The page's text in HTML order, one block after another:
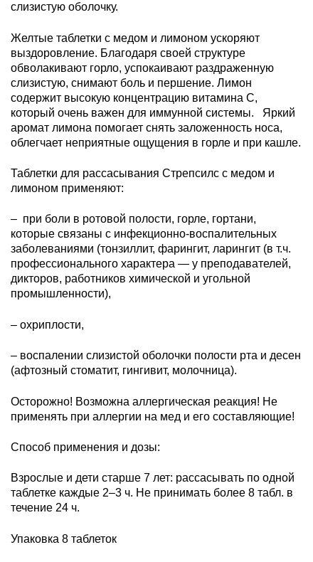
слизистую оболочку.
Желтые таблетки с медом и лимоном ускоряют
выздоровление. Благодаря своей структуре
обволакивают горло, успокаивают раздраженную
слизистую, снимают боль и першение. Лимон
содержит высокую концентрацию витамина С,
который очень важен для иммунной системы. Яркий
аромат лимона помогает снять заложенность носа,
облегчает неприятные ощущения в горле и при кашле.
Таблетки для рассасывания Стрепсилс с медом и
лимоном применяют:
– при боли в ротовой полости, горле, гортани,
которые связаны с инфекционно-воспалительных
заболеваниями (тонзиллит, фарингит, ларингит (в т.ч.
профессионального характера — у преподавателей,
дикторов, работников химической и угольной
промышленности),
– охриплости,
– воспалении слизистой оболочки полости рта и десен
(афтозный стоматит, гингивит, молочница).
Осторожно! Возможна аллергическая реакция! Не
применять при аллергии на мед и его составляющие!
Способ применения и дозы:
Взрослые и дети старше 7 лет: рассасывать по одной
таблетке каждые 2–3 ч. Не принимать более 8 табл. в
течение 24 ч.
Упаковка 8 таблеток